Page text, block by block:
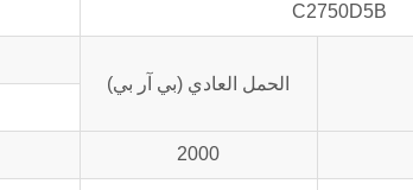
C2750D5B
الحمل العادي (بي آر بي)
2000